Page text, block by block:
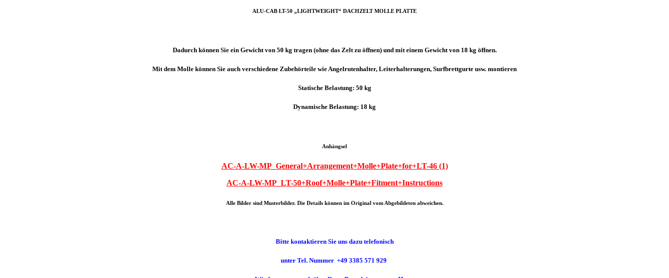
ALU-CAB LT-50 „LIGHTWEIGHT“ DACHZELT MOLLE PLATTE
Dadurch können Sie ein Gewicht von 50 kg tragen (ohne das Zelt zu öffnen) und mit einem Gewicht von 18 kg öffnen.
Mit dem Molle können Sie auch verschiedene Zubehörteile wie Angelrutenhalter, Leiterhalterungen, Surfbrettgurte usw. montieren
Statische Belastung: 50 kg
Dynamische Belastung: 18 kg
Anhängsel
AC-A-LW-MP_General+Arrangement+Molle+Plate+for+LT-46 (1)
AC-A-LW-MP_LT-50+Roof+Molle+Plate+Fitment+Instructions
Alle Bilder sind Musterbilder. Die Details können im Original vom Abgebildeten abweichen.
Bitte kontaktieren Sie uns dazu telefonisch
unter Tel. Nummer +49 3385 571 929